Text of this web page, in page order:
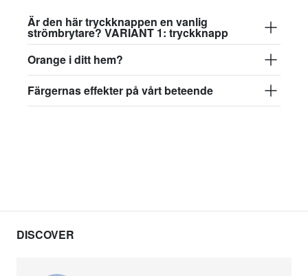
Är den här tryckknappen en vanlig
strömbrytare? VARIANT 1: tryckknapp
Orange i ditt hem?
Färgernas effekter på vårt beteende
DISCOVER